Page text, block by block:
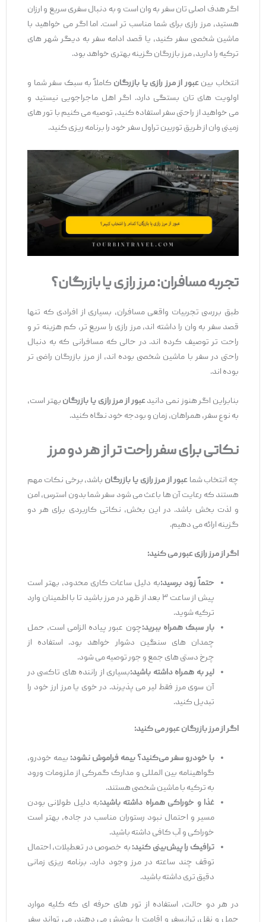
اگر هدف اصلی ‌تان سفر به وان است و به‌ دنبال سفری سریع و ارزان
هستید، مرز رازی برای شما مناسب ‌تر است. اما اگر می‌ خواهید با
ماشین شخصی سفر کنید، یا قصد ادامه سفر به دیگر شهر های
ترکیه را دارید، مرز بازرگان گزینه بهتری خواهد بود.
انتخاب بینعبور از مرز رازی یا بازرگانکاملاً به سبک سفر شما و
اولویت‌ های ‌تان بستگی دارد. اگر اهل ماجراجویی نیستید و
می ‌خواهید از راحتی سفر استفاده کنید، توصیه می ‌کنیم با تور های
زمینی وان از طریق توربین تراول سفر خود را برنامه‌ ریزی کنید.
تجربه مسافران: مرز رازی یا بازرگان؟
طبق بررسی تجربیات واقعی مسافران، بسیاری از افرادی که تنها
قصد سفر به وان را داشته‌ اند، مرز رازی را سریع ‌تر، کم ‌هزینه ‌تر و
راحت ‌تر توصیف کرده ‌اند. در حالی که مسافرانی که به دنبال
راحتی در سفر با ماشین شخصی بوده ‌اند، از مرز بازرگان راضی ‌تر
بوده ‌اند.
بنابراین اگر هنوز نمی ‌دانیدعبور از مرز رازی یا بازرگانبهتر است،
به نوع سفر، همراهان، زمان و بودجه خود نگاه کنید.
نکاتی برای سفر راحت‌تر از هر دو مرز
چه انتخاب شماعبور از مرز رازی یا بازرگانباشد، برخی نکات مهم
هستند که رعایت آن‌ ها باعث می ‌شود سفر شما بدون استرس، امن
و لذت ‌بخش باشد. در این بخش، نکاتی کاربردی برای هر دو
گزینه ارائه می ‌دهیم.
اگر از مرز رازی عبور می‌کنید:
حتماً زود برسید:به دلیل ساعات کاری محدود، بهتر است
پیش از ساعت ۳ بعد از ظهر در مرز باشید تا با اطمینان وارد
ترکیه شوید.
بار سبک همراه ببرید:چون عبور پیاده الزامی است، حمل
چمدان ‌های سنگین دشوار خواهد بود. استفاده از
چرخ‌ دستی‌ های جمع ‌و جور توصیه می ‌شود.
لیر به همراه داشته باشید:بسیاری از راننده ‌های تاکسی در
آن سوی مرز فقط لیر می‌ پذیرند. در خوی یا مرز ارز خود را
تبدیل کنید.
اگر از مرز بازرگان عبور می‌کنید:
با خودرو سفر می‌کنید؟ بیمه فراموش نشود:بیمه خودرو،
گواهینامه بین ‌المللی و مدارک گمرکی از ملزومات ورود
به ترکیه با ماشین شخصی هستند.
غذا و خوراکی همراه داشته باشید:به دلیل طولانی بودن
مسیر و احتمال نبود رستوران مناسب در جاده، بهتر است
خوراکی و آب کافی داشته باشید.
ترافیک را پیش‌بینی کنید:به ‌خصوص در تعطیلات، احتمال
توقف چند ساعته در مرز وجود دارد. برنامه ‌ریزی زمانی
دقیق‌ تری داشته باشید.
در هر دو حالت، استفاده از تور های حرفه‌ ای که کلیه موارد